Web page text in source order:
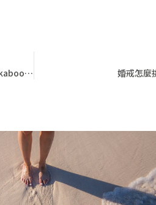
韓國女星全汝彬於 Netflix 最新韓劇《黑道律師文森佐》，手持 FENDI Peekaboo ISeeU Medium 包款，展現不凡女王氣場！ 婚戒怎麼